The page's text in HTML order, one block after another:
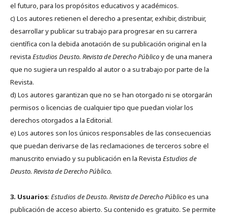
el futuro, para los propósitos educativos y académicos.
c) Los autores retienen el derecho a presentar, exhibir, distribuir,
desarrollar y publicar su trabajo para progresar en su carrera
científica con la debida anotación de su publicación original en la
revista Estudios Deusto. Revista de Derecho Públicoy de una manera
que no sugiera un respaldo al autor o a su trabajo por parte de la
Revista.
d) Los autores garantizan que no se han otorgado ni se otorgarán
permisos o licencias de cualquier tipo que puedan violar los
derechos otorgados a la Editorial.
e) Los autores son los únicos responsables de las consecuencias
que puedan derivarse de las reclamaciones de terceros sobre el
manuscrito enviado y su publicación en la Revista Estudios de
Deusto. Revista de Derecho Público.
3. Usuarios: Estudios de Deusto. Revista de Derecho Públicoes una
publicación de acceso abierto. Su contenido es gratuito. Se permite